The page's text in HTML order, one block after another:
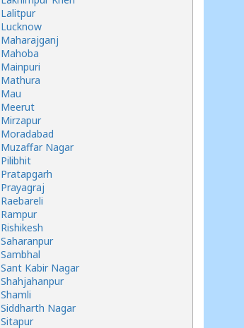
Lalitpur
Lucknow
Maharajganj
Mahoba
Mainpuri
Mathura
Mau
Meerut
Mirzapur
Moradabad
Muzaffar Nagar
Pilibhit
Pratapgarh
Prayagraj
Raebareli
Rampur
Rishikesh
Saharanpur
Sambhal
Sant Kabir Nagar
Shahjahanpur
Shamli
Siddharth Nagar
Sitapur